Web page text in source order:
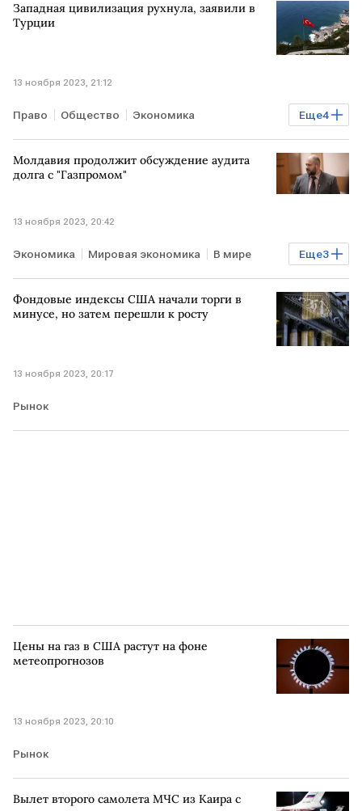
Западная цивилизация рухнула, заявили в
Турции
13 ноября 2023, 21:12
Еще4
Право Общество Экономика
Мировая экономика В мире ТУРЦИЯ
ЗАПАД
Молдавия продолжит обсуждение аудита
долга с "Газпромом"
13 ноября 2023, 20:42
Еще3
Экономика Мировая экономика В мире
МОЛДАВИЯ аудит Газпром
Фондовые индексы США начали торги в
минусе, но затем перешли к росту
13 ноября 2023, 20:17
Рынок
Цены на газ в США растут на фоне
метеопрогнозов
13 ноября 2023, 20:10
Рынок
Вылет второго самолета МЧС из Каира с